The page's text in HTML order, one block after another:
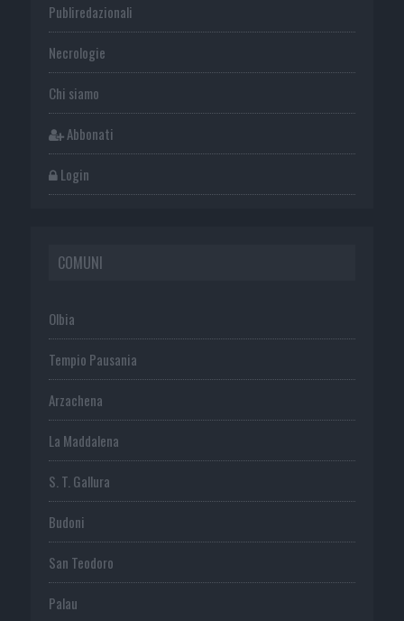
Publiredazionali
Necrologie
Chi siamo
Abbonati
Login
COMUNI
Olbia
Tempio Pausania
Arzachena
La Maddalena
S. T. Gallura
Budoni
San Teodoro
Palau